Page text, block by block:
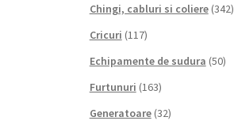
Chingi, cabluri si coliere (342)
Cricuri (117)
Echipamente de sudura (50)
Furtunuri (163)
Generatoare (32)